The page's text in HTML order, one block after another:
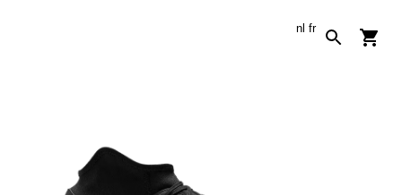
nl fr